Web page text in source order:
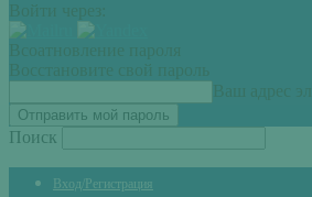
Войти через:
Всоатновление пароля
Восстановите свой пароль
Ваш адрес
Поиск
Вход/Регистрация